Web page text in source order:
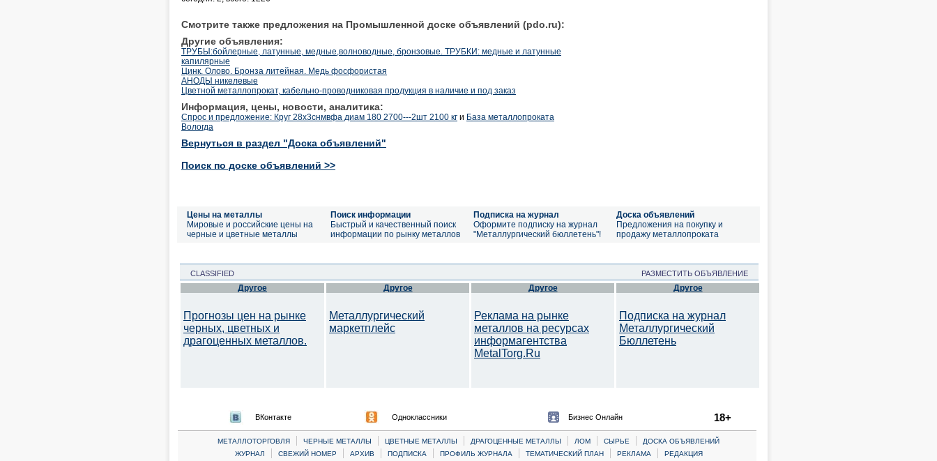
Смотрите также предложения на Промышленной доске объявлений (pdo.ru):
Другие объявления:
ТРУБЫ:бойлерные, латунные, медные,волноводные, бронзовые. ТРУБКИ: медные и латунные
капилярные
Цинк. Олово. Бронза литейная. Медь фосфористая
АНОДЫ никелевые
Цветной металлопрокат, кабельно-проводниковая продукция в наличие и под заказ
Информация, цены, новости, аналитика:
Спрос и предложение: Круг 28х3снмвфа диам 180 2700---2шт 2100 кг и База металлопроката
Вологда
Вернуться в раздел "Доска объявлений"
Поиск по доске объявлений >>
Цены на металлы
Мировые и российские цены на
черные и цветные металлы
Поиск информации
Быстрый и качественный поиск
информации по рынку металлов
Подписка на журнал
Оформите подписку на журнал
"Металлургический бюллетень"!
Доска объявлений
Предложения на покупку и
продажу металлопроката
CLASSIFIED РАЗМЕСТИТЬ ОБЪЯВЛЕНИЕ
Другое
Прогнозы цен на рынке
черных, цветных и
драгоценных металлов.
Другое
Металлургический
маркетплейс
Другое
Реклама на рынке
металлов на ресурсах
информагентства
MetalTorg.Ru
Другое
Подписка на журнал
Металлургический
Бюллетень
ВКонтакте Одноклассники Бизнес Онлайн 18+
МЕТАЛЛОТОРГОВЛЯ | ЧЕРНЫЕ МЕТАЛЛЫ | ЦВЕТНЫЕ МЕТАЛЛЫ | ДРАГОЦЕННЫЕ МЕТАЛЛЫ | ЛОМ | CЫРЬЕ |
ДОСКА ОБЪЯВЛЕНИЙ
ЖУРНАЛ
| СВЕЖИЙ НОМЕР | АРХИВ | ПОДПИСКА | ПРОФИЛЬ ЖУРНАЛА | ТЕМАТИЧЕСКИЙ ПЛАН | РЕКЛАМА | РЕДАКЦИЯ